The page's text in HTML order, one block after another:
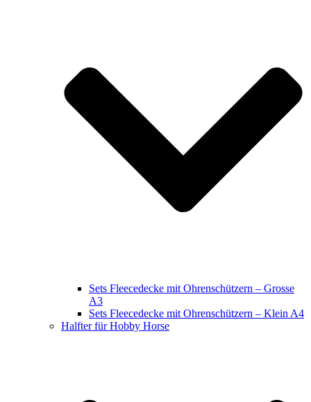
Sets Fleecedecke mit Ohrenschützern – Grosse
A3
Sets Fleecedecke mit Ohrenschützern – Klein A4
Halfter für Hobby Horse